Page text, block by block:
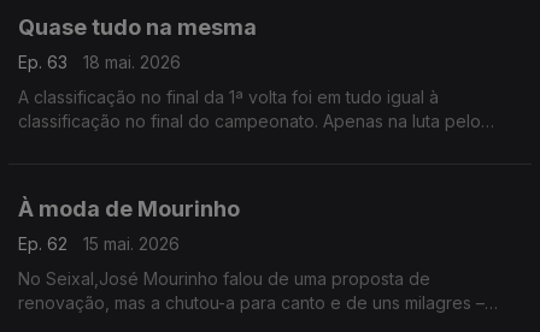
Quase tudo na mesma
Ep. 63
18 mai. 2026
A classificação no final da 1ª volta foi em tudo igual à
classificação no final do campeonato. Apenas na luta pelo
À moda de Mourinho
Ep. 62
15 mai. 2026
No Seixal,José Mourinho falou de uma proposta de
renovação, mas a chutou-a para canto e de uns milagres –